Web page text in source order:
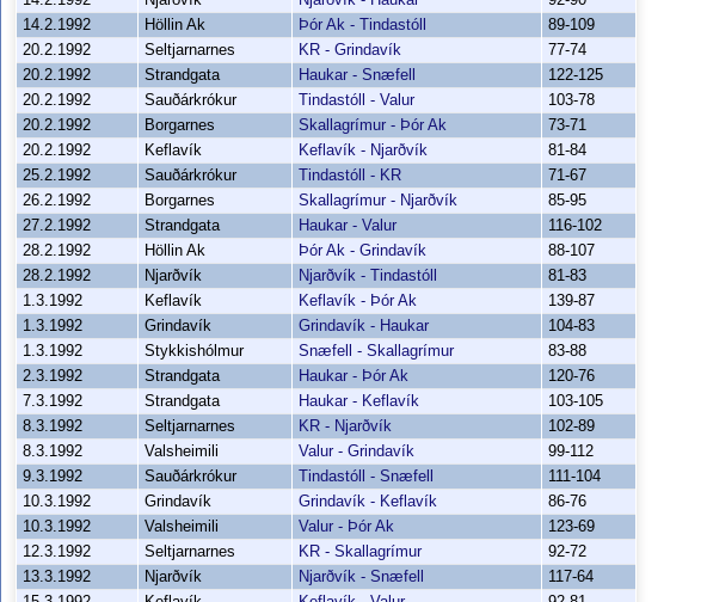
14.2.1992
Höllin Ak Þór Ak - Tindastóll
89-109
20.2.1992
Seltjarnarnes KR - Grindavík
77-74
20.2.1992
Strandgata Haukar - Snæfell
122-125
20.2.1992
Sauðárkrókur Tindastóll - Valur
103-78
20.2.1992
Borgarnes Skallagrímur - Þór Ak
73-71
20.2.1992
Keflavík Keflavík - Njarðvík
81-84
25.2.1992
Sauðárkrókur Tindastóll - KR
71-67
26.2.1992
Borgarnes Skallagrímur - Njarðvík
85-95
27.2.1992
Strandgata Haukar - Valur
116-102
28.2.1992
Höllin Ak Þór Ak - Grindavík
88-107
28.2.1992
Njarðvík Njarðvík - Tindastóll
81-83
1.3.1992
Keflavík Keflavík - Þór Ak
139-87
1.3.1992
Grindavík Grindavík - Haukar
104-83
1.3.1992
Stykkishólmur Snæfell - Skallagrímur
83-88
2.3.1992
Strandgata Haukar - Þór Ak
120-76
7.3.1992
Strandgata Haukar - Keflavík
103-105
8.3.1992
Seltjarnarnes KR - Njarðvík
102-89
8.3.1992
Valsheimili Valur - Grindavík
99-112
9.3.1992
Sauðárkrókur Tindastóll - Snæfell
111-104
10.3.1992
Grindavík Grindavík - Keflavík
86-76
10.3.1992
Valsheimili Valur - Þór Ak
123-69
12.3.1992
Seltjarnarnes KR - Skallagrímur
92-72
13.3.1992
Njarðvík Njarðvík - Snæfell
117-64